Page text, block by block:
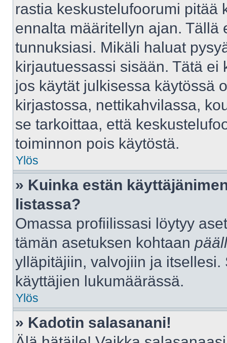
rastia keskustelufoorumi pitää
ennalta määritellyn ajan. Tällä
tunnuksiasi. Mikäli haluat
kirjautuessassi sisään. Tätä
jos käytät julkisessa käytössä
kirjastossa, nettikahvilassa,
se tarkoittaa, että
toiminnon pois käytöstä.
Ylös
» Kuinka estän
listassa?
Omassa profiilissasi löytyy
tämän asetuksen kohtaan
ylläpitäjiin, valvojiin ja
käyttäjien lukumäärässä.
Ylös
» Kadotin salasanani!